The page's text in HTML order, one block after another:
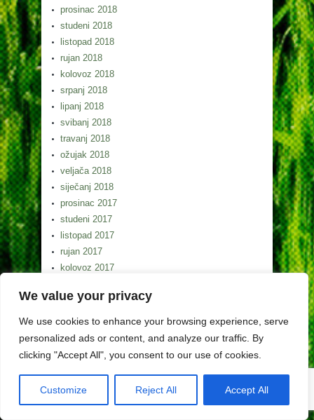
We value your privacy
We use cookies to enhance your browsing experience, serve
personalized ads or content, and analyze our traffic. By
clicking "Accept All", you consent to our use of cookies.
Customize Reject All Accept All
prosinac 2018
studeni 2018
listopad 2018
rujan 2018
kolovoz 2018
srpanj 2018
lipanj 2018
svibanj 2018
travanj 2018
ožujak 2018
veljača 2018
siječanj 2018
prosinac 2017
studeni 2017
listopad 2017
rujan 2017
kolovoz 2017
lipanj 2017
svibanj 2017